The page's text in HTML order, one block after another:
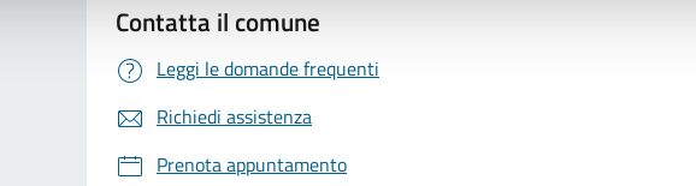
Contatta il comune
Leggi le domande frequenti
Richiedi assistenza
Prenota appuntamento